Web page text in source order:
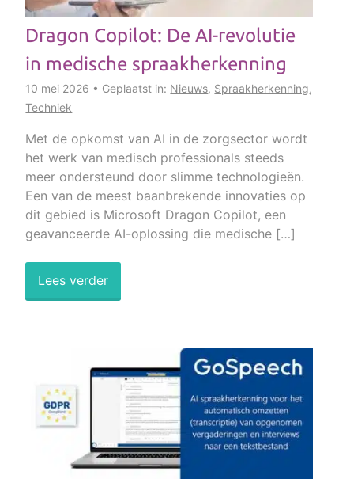
Dragon Copilot: De AI-revolutie
in medische spraakherkenning
10 mei 2026 • Geplaatst in: Nieuws, Spraakherkenning,
Techniek
Met de opkomst van AI in de zorgsector wordt
het werk van medisch professionals steeds
meer ondersteund door slimme technologieën.
Een van de meest baanbrekende innovaties op
dit gebied is Microsoft Dragon Copilot, een
geavanceerde AI-oplossing die medische […]
Lees verder